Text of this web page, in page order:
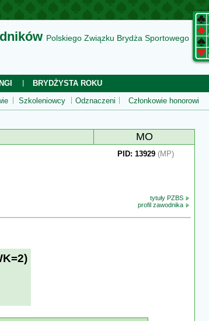
Polskiego Związku Brydża Sportowego
BRYDŻYSTA ROKU
Szkoleniowcy Odznaczeni Członkowie honorowi
MO
PID: 13929 (MP)
tytuły PZBS
profil zawodnika